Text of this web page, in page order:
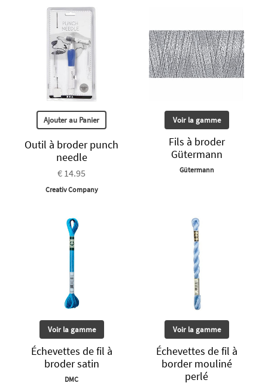
Ajouter au Panier
Outil à broder punch
needle
€ 14.95
Creativ Company
Voir la gamme
Fils à broder
Gütermann
Gütermann
Voir la gamme
Échevettes de fil à
broder satin
DMC
Voir la gamme
Échevettes de fil à
border mouliné
perlé